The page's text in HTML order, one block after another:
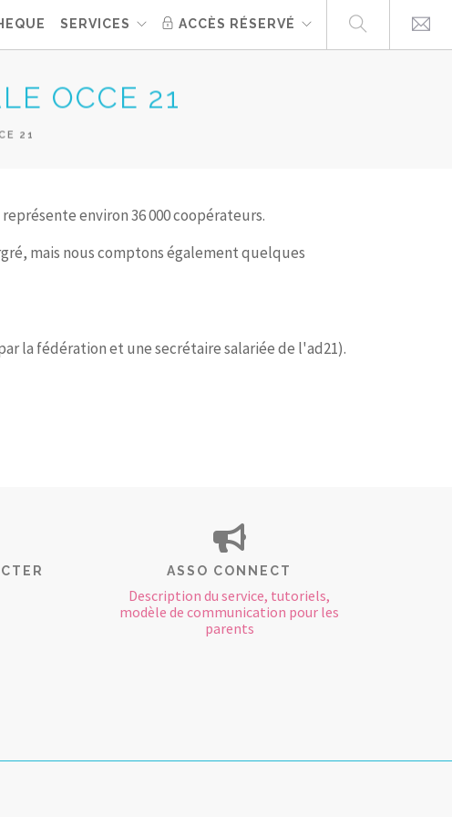
SERVICES ACCÈS RÉSERVÉ
OCCE 21
21
représente environ 36 000 coopérateurs.
mais nous comptons également quelques
la fédération et une secrétaire salariée de l'ad21).
ASSO CONNECT
Description du service, tutoriels,
modèle de communication pour les
parents